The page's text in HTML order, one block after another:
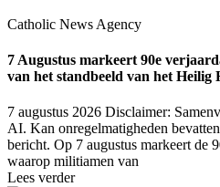
Catholic News Agency
7 Augustus markeert 90e
van het standbeeld van het Heilig
7 augustus 2026 Disclaimer:
AI. Kan onregelmatigheden
bericht. Op 7 augustus markeert de
waarop militiamen van
Lees verder